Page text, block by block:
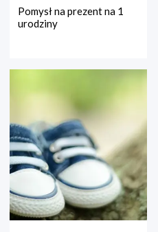
Pomysł na prezent na 1
urodziny